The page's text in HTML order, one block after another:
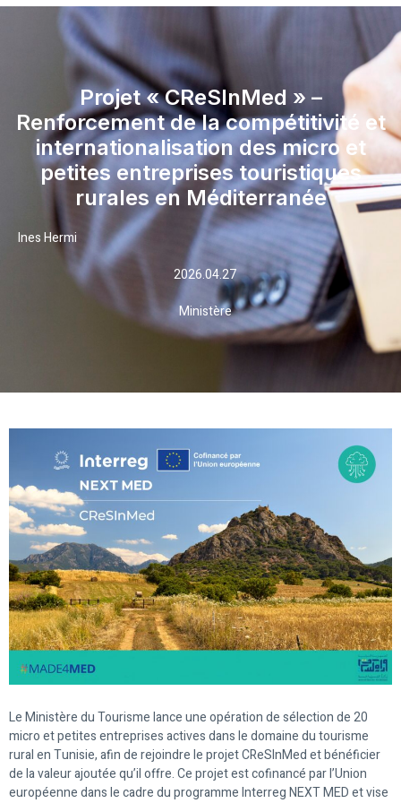
Projet « CReSInMed » –
Renforcement de la compétitivité et
internationalisation des micro et
petites entreprises touristiques
rurales en Méditerranée
Ines Hermi
2026.04.27
Ministère
Le Ministère du Tourisme lance une opération de sélection de 20
micro et petites entreprises actives dans le domaine du tourisme
rural en Tunisie, afin de rejoindre le projet CReSInMed et bénéficier
de la valeur ajoutée qu’il offre. Ce projet est cofinancé par l’Union
européenne dans le cadre du programme Interreg NEXT MED et vise